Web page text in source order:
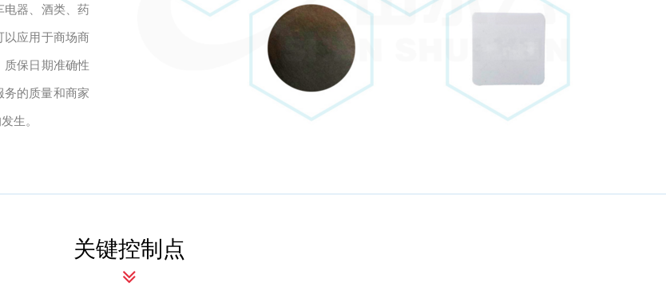
电器、酒类、药
以应用于商场商
质保日期准确性
务的质量和商家
生。
关键控制点